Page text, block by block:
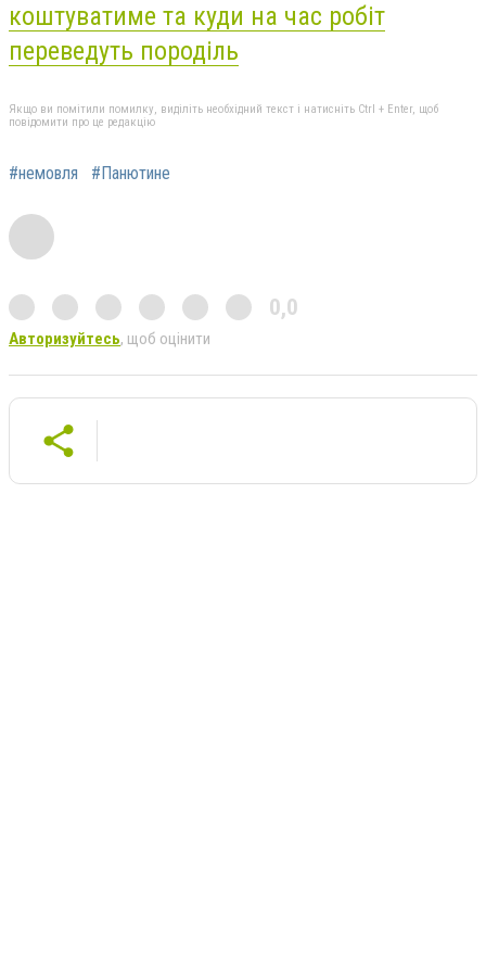
коштуватиме та куди на час робіт
переведуть породіль
Якщо ви помітили помилку, виділіть необхідний текст і натисніть Ctrl + Enter, щоб
повідомити про це редакцію
#немовля #Панютине
0,0
Авторизуйтесь, щоб оцінити